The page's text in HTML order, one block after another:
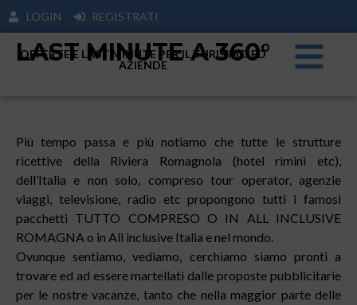
LOGIN REGISTRATI
LAST MINUTE A 360°
OFFERTE E LAST MINUTE PER IL TURISIMO ED
AZIENDE
Più tempo passa e più notiamo che tutte le strutture
ricettive della Riviera Romagnola (hotel rimini etc),
dell’Italia e non solo, compreso tour operator, agenzie
viaggi, televisione, radio etc propongono tutti i famosi
pacchetti TUTTO COMPRESO O IN ALL INCLUSIVE
ROMAGNA o in All inclusive Italia e nel mondo.
Ovunque sentiamo, vediamo, cerchiamo siamo pronti a
trovare ed ad essere martellati dalle proposte pubblicitarie
per le nostre vacanze, tanto che nella maggior parte delle